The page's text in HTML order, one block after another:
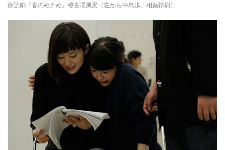
朗読劇『春のめざめ』稽古場風景（左から中島歩、相葉裕樹）